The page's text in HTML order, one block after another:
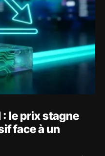
le prix stagne
face à un